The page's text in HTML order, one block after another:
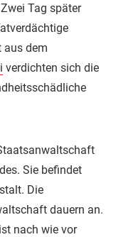
Tag später
aus dem
verdichten sich die
Sie befindet
Die
dauern an.
nach wie vor